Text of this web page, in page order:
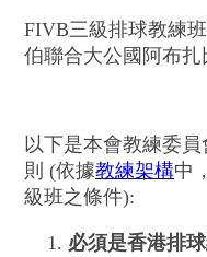
FIVB三級排球教練
伯聯合大公國阿布
以下是本會教練委
則 (依據教練架構中
級班之條件):
必須是香港排